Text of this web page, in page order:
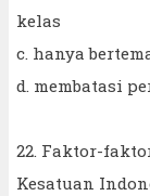
kelas
c. hanya
d. membatasi
22. Faktor-
Kesatuan